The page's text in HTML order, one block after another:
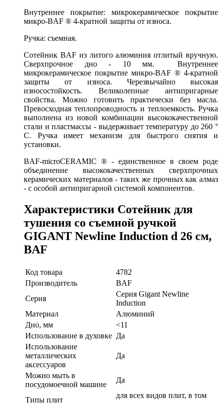
Внутреннее покрытие: микрокерамическое покрытие
микро-BAF ® 4-кратной защиты от износа.
Ручка: съемная.
Сотейник BAF из литого алюминия отлитый вручную.
Сверхпрочное дно - 10 мм. Внутреннее
микрокерамическое покрытие микро-BAF ® 4-кратной
защиты от износа. Черезвычайно высокая
износостойкость. Великолепные антипригарные
свойства. Можно готовить практически без масла.
Превосходная теплопроводность и теплоемкость. Ручка
выполнена из новой комбинации высококачественной
стали и пластмассы - выдерживает температуру до 260 °
C. Ручка имеет механизм для быстрого снятия и
установки.
BAF-microCERAMIC ® - единственное в своем роде
объединение высококачественных сверхпрочных
керамических материалов - таких же прочных как алмаз
- с особой антипригарной системой компонентов.
Характеристики Сотейник для
тушения со съемной ручкой
GIGANT Newline Induction d 26 см,
BAF
Код товара
4782
Производитель
BAF
Серия
Серия Gigant Newline
Induction
Материал
Алюминий
Дно, мм
<11
Использование в духовке Да
Использование
металлических
аксессуаров
Да
Можно мыть в
посудомоечной машине
Да
Типы плит
для всех видов плит, в том